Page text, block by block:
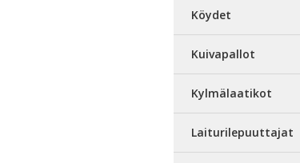
Köydet
Kuivapallot
Kylmälaatikot
Laiturilepuuttajat